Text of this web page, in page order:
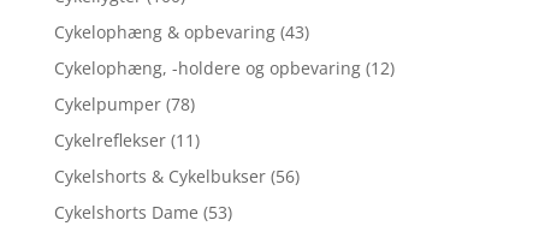
Cykelophæng & opbevaring (43)
Cykelophæng, -holdere og opbevaring (12)
Cykelpumper (78)
Cykelreflekser (11)
Cykelshorts & Cykelbukser (56)
Cykelshorts Dame (53)